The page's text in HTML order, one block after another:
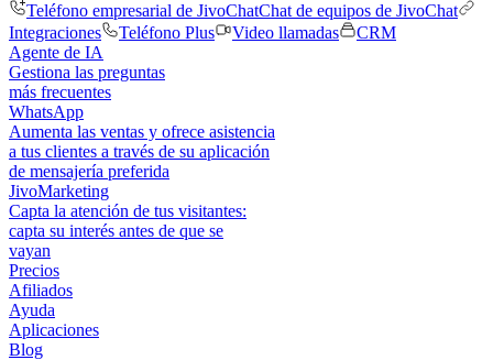
Teléfono empresarial de JivoChatChat de equipos de JivoChat
Integraciones
Teléfono Plus Video llamadas
CRM
Agente de IA
Gestiona las preguntas
más frecuentes
WhatsApp
Aumenta las ventas y ofrece asistencia
a tus clientes a través de su aplicación
de mensajería preferida
JivoMarketing
Capta la atención de tus visitantes:
capta su interés antes de que se
vayan
Precios
Afiliados
Ayuda
Aplicaciones
Blog